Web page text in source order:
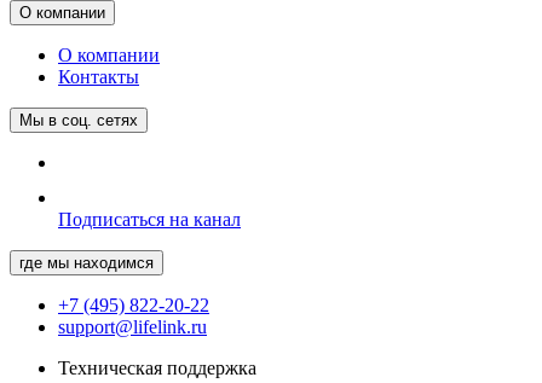
О компании
О компании
Контакты
Мы в соц. сетях
Подписаться на канал
где мы находимся
+7 (495) 822-20-22
support@lifelink.ru
Техническая поддержка